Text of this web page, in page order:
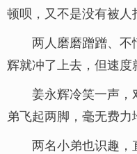
顿呗，又不是没有被人
两人磨磨蹭蹭、
辉就冲了上去，但速度
姜永辉冷笑一声，
弟飞起两脚，毫无费力
两名小弟也识趣